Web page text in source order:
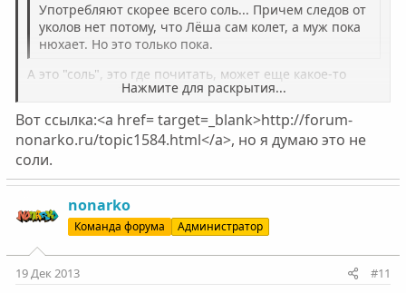
Употребляют скорее всего соль... Причем следов от
уколов нет потому, что Лёша сам колет, а муж пока
нюхает. Но это только пока.
Нажмите для раскрытия...
А это "соль", это где почитать, может еще какое-то
название есть? Я понимаю, что это только
Нажмите для раскрытия...
Вот ссылка:<a href= target=_blank>http://forum-
nonarko.ru/topic1584.html</a>, но я думаю это не
соли.
nonarko
Команда форума Администратор
19 Дек 2013 #11